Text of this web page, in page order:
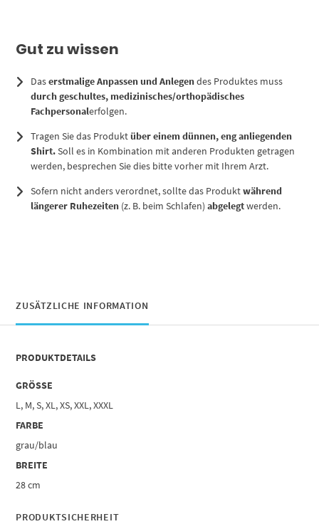
Gut zu wissen
Daserstmalige Anpassen und Anlegendes Produktes muss
durch geschultes, medizinisches/orthopädisches
Fachpersonalerfolgen.
Tragen Sie das Produktüber einem dünnen, eng anliegenden
Shirt.Soll es in Kombination mit anderen Produkten getragen
werden, besprechen Sie dies bitte vorher mit Ihrem Arzt.
Sofern nicht anders verordnet, sollte das Produktwährend
längerer Ruhezeiten (z. B. beim Schlafen)abgelegtwerden.
ZUSÄTZLICHE INFORMATION
PRODUKTDETAILS
GRÖSSE
L, M, S, XL, XS, XXL, XXXL
FARBE
grau/blau
BREITE
28 cm
PRODUKTSICHERHEIT